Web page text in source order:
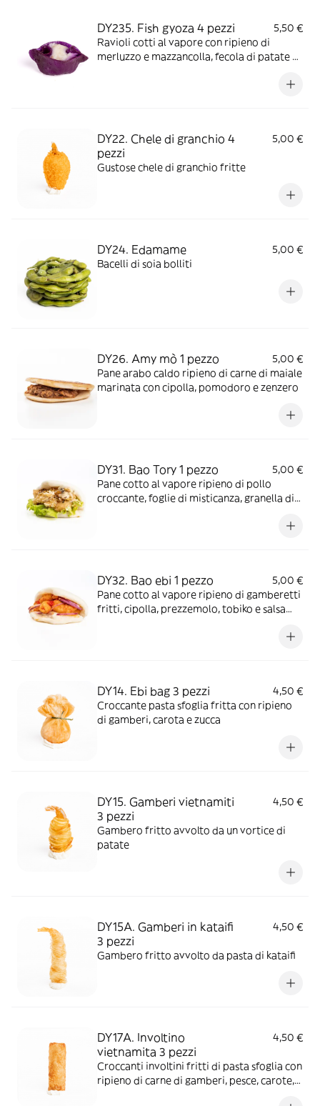
DY235. Fish gyoza 4 pezzi
5,50 €
Ravioli cotti al vapore con ripieno di
merluzzo e mazzancolla, fecola di patate e
DY22. Chele di granchio 4
pezzi
5,00 €
Gustose chele di granchio fritte
DY24. Edamame
5,00 €
Bacelli di soia bolliti
DY26. Amy mò 1 pezzo
5,00 €
Pane arabo caldo ripieno di carne di maiale
marinata con cipolla, pomodoro e zenzero
DY31. Bao Tory 1 pezzo
5,00 €
Pane cotto al vapore ripieno di pollo
croccante, foglie di misticanza, granella di
DY32. Bao ebi 1 pezzo
5,00 €
Pane cotto al vapore ripieno di gamberetti
fritti, cipolla, prezzemolo, tobiko e salsa
DY14. Ebi bag 3 pezzi
4,50 €
Croccante pasta sfoglia fritta con ripieno
di gamberi, carota e zucca
DY15. Gamberi vietnamiti
3 pezzi
4,50 €
Gambero fritto avvolto da un vortice di
patate
DY15A. Gamberi in kataifi
3 pezzi
4,50 €
Gambero fritto avvolto da pasta di kataifi
DY17A. Involtino
vietnamita 3 pezzi
4,50 €
Croccanti involtini fritti di pasta sfoglia con
ripieno di carne di gamberi, pesce, carote,